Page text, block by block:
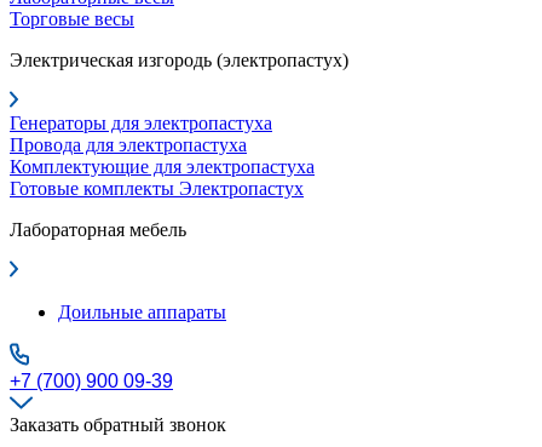
Торговые весы
Электрическая изгородь (электропастух)
Генераторы для электропастуха
Провода для электропастуха
Комплектующие для электропастуха
Готовые комплекты Электропастух
Лабораторная мебель
Доильные аппараты
+7 (700) 900 09-39
Заказать обратный звонок